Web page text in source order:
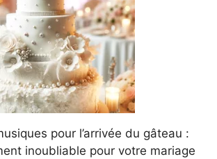
pour l’arrivée du gâteau :
inoubliable pour votre mariage